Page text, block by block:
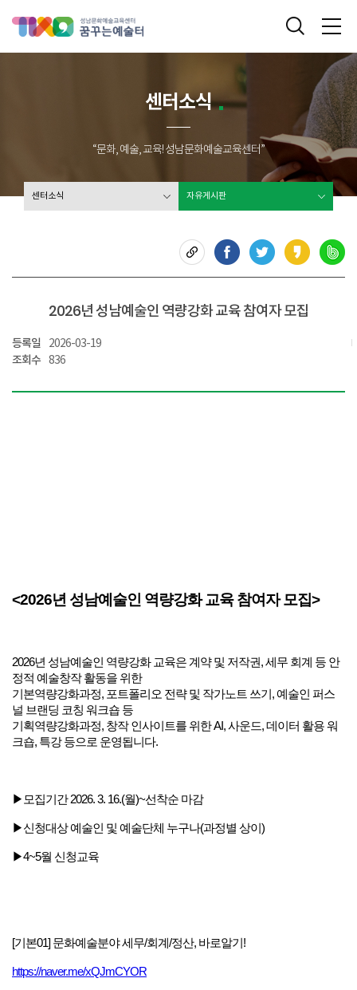
통합검색
센터소식
“문화, 예술, 교육! 성남문화예술교육센터”
센터소식 자유게시판
2026년 성남예술인 역량강화 교육 참여자 모집
등록일
2026-03-19
조회수 836
<2026년 성남예술인 역량강화 교육 참여자 모집>
2026년 성남예술인 역량강화 교육은 계약 및 저작권, 세무 회계 등 안
정적 예술창작 활동을 위한
기본역량강화과정, 포트폴리오 전략 및 작가노트 쓰기, 예술인 퍼스
널 브랜딩 코칭 워크숍 등
기획역량강화과정, 창작 인사이트를 위한 AI, 사운드, 데이터 활용 워
크숍, 특강 등으로 운영됩니다.
▶모집기간 2026. 3. 16.(월)~선착순 마감
▶신청대상 예술인 및 예술단체 누구나(과정별 상이)
▶4~5월 신청교육
[기본01] 문화예술분야 세무/회계/정산, 바로알기!
https://naver.me/xQJmCYOR